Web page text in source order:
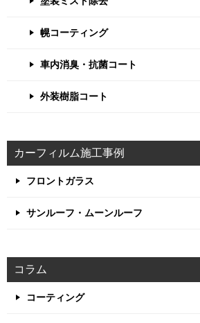
幌コーティング
車内消臭・抗菌コート
外装樹脂コート
カーフィルム施工事例
フロントガラス
サンルーフ・ムーンルーフ
コラム
コーティング